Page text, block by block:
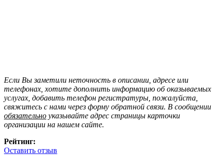
Если Вы заметили неточность в описании, адресе или
телефонах, хотите дополнить информацию об оказываемых
услугах, добавить телефон регистратуры, пожалуйста,
свяжитесь с нами через форму обратной связи. В сообщении
обязательно указывайте адрес страницы карточки
организации на нашем сайте.
Рейтинг:
Оставить отзыв